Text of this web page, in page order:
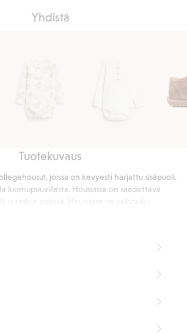
Yhdistä
Body,
dinosaurussomiste
Ribattu
body
Tuotekuvaus
joissa on kevyesti harjattu sisäpuoli.
luomupuuvillasta. Housuissa on säädettävä
ja koristenapit etupuolella. Täydellinen